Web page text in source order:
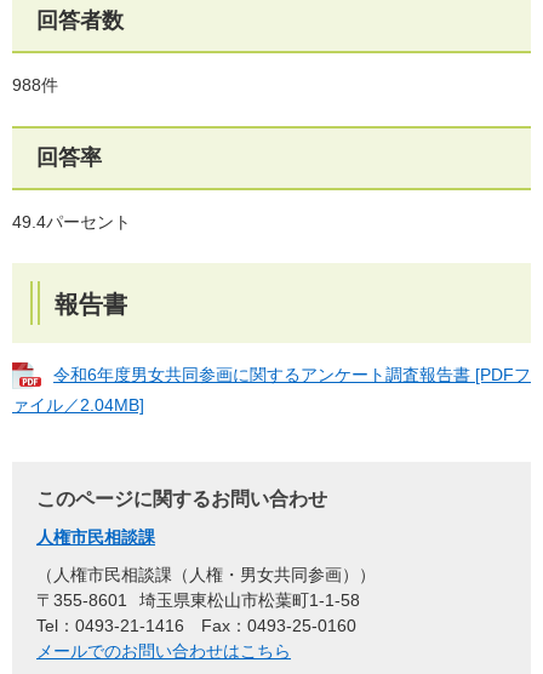
回答者数
988件
回答率
49.4パーセント
報告書
令和6年度男女共同参画に関するアンケート調査報告書 [PDFフ
ァイル／2.04MB]
このページに関するお問い合わせ
人権市民相談課
人権市民相談課（人権・男女共同参画）
〒355-8601
埼玉県東松山市松葉町1-1-58
Tel：0493-21-1416
Fax：0493-25-0160
メールでのお問い合わせはこちら